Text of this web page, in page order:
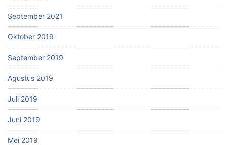
September 2021
Oktober 2019
September 2019
Agustus 2019
Juli 2019
Juni 2019
Mei 2019